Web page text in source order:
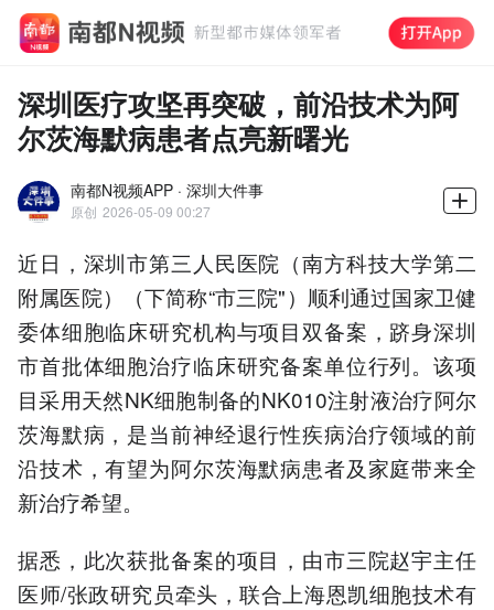
深圳医疗攻坚再突破，前沿技术为阿
尔茨海默病患者点亮新曙光
南都N视频APP · 深圳大件事
原创 2026-05-09 00:27
近日，深圳市第三人民医院（南方科技大学第二
附属医院）（下简称“市三院"）顺利通过国家卫健
委体细胞临床研究机构与项目双备案，跻身深圳
市首批体细胞治疗临床研究备案单位行列。该项
目采用天然NK细胞制备的NK010注射液治疗阿尔
茨海默病，是当前神经退行性疾病治疗领域的前
沿技术，有望为阿尔茨海默病患者及家庭带来全
新治疗希望。
据悉，此次获批备案的项目，由市三院赵宇主任
医师/张政研究员牵头，联合上海恩凯细胞技术有